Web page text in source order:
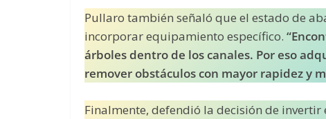
Pullaro también señaló que el estado de
incorporar equipamiento específico.
árboles dentro de los canales. Por eso
remover obstáculos con mayor rapidez y
Finalmente, defendió la decisión de